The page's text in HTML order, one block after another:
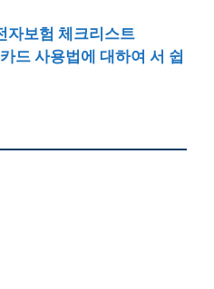
자보험 체크리스트
드 사용법에 대하여 서 쉽